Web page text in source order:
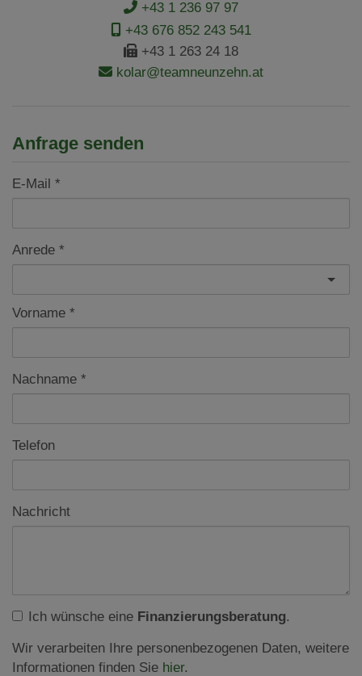
+43 1 236 97 97
+43 676 852 243 541
+43 1 263 24 18
kolar@teamneunzehn.at
Anfrage senden
E-Mail
Anrede
Vorname
Nachname
Telefon
Nachricht
Ich wünsche eine Finanzierungsberatung.
Wir verarbeiten Ihre personenbezogenen Daten, weitere
Informationen finden Sie hier.